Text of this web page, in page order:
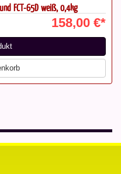
FCT-65D weiß, 0,4kg
158,00 €*